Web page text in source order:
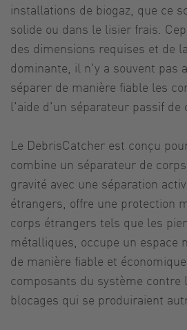
installations de biogaz, que ce
solide ou dans le lisier frais.
des dimensions requises et de
dominante, il n'y a souvent pas
séparer de manière fiable les
l'aide d'un séparateur passif de
Le DebrisCatcher est conçu
combine un séparateur de
gravité avec une séparation
étrangers, offre une protection
corps étrangers tels que les
métalliques, occupe un espace
de manière fiable et
composants du système contre
blocages qui se produiraient